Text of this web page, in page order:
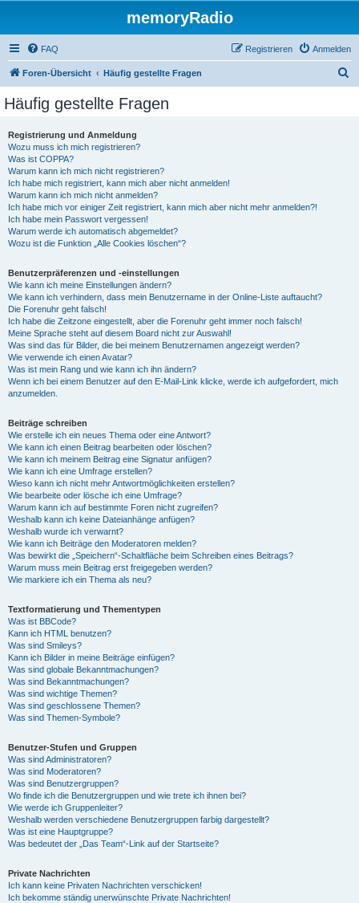
memoryRadio
FAQ Anmelden
Registrieren
Foren-Übersicht Häufig gestellte Fragen
Häufig gestellte Fragen
Registrierung und Anmeldung
Wozu muss ich mich registrieren?
Was ist COPPA?
Warum kann ich mich nicht registrieren?
Ich habe mich registriert, kann mich aber nicht anmelden!
Warum kann ich mich nicht anmelden?
Ich habe mich vor einiger Zeit registriert, kann mich aber nicht mehr anmelden?!
Ich habe mein Passwort vergessen!
Warum werde ich automatisch abgemeldet?
Wozu ist die Funktion „Alle Cookies löschen“?
Benutzerpräferenzen und -einstellungen
Wie kann ich meine Einstellungen ändern?
Wie kann ich verhindern, dass mein Benutzername in der Online-Liste auftaucht?
Die Forenuhr geht falsch!
Ich habe die Zeitzone eingestellt, aber die Forenuhr geht immer noch falsch!
Meine Sprache steht auf diesem Board nicht zur Auswahl!
Was sind das für Bilder, die bei meinem Benutzernamen angezeigt werden?
Wie verwende ich einen Avatar?
Was ist mein Rang und wie kann ich ihn ändern?
Wenn ich bei einem Benutzer auf den E-Mail-Link klicke, werde ich aufgefordert, mich
anzumelden.
Beiträge schreiben
Wie erstelle ich ein neues Thema oder eine Antwort?
Wie kann ich einen Beitrag bearbeiten oder löschen?
Wie kann ich meinem Beitrag eine Signatur anfügen?
Wie kann ich eine Umfrage erstellen?
Wieso kann ich nicht mehr Antwortmöglichkeiten erstellen?
Wie bearbeite oder lösche ich eine Umfrage?
Warum kann ich auf bestimmte Foren nicht zugreifen?
Weshalb kann ich keine Dateianhänge anfügen?
Weshalb wurde ich verwarnt?
Wie kann ich Beiträge den Moderatoren melden?
Was bewirkt die „Speichern“-Schaltfläche beim Schreiben eines Beitrags?
Warum muss mein Beitrag erst freigegeben werden?
Wie markiere ich ein Thema als neu?
Textformatierung und Thementypen
Was ist BBCode?
Kann ich HTML benutzen?
Was sind Smileys?
Kann ich Bilder in meine Beiträge einfügen?
Was sind globale Bekanntmachungen?
Was sind Bekanntmachungen?
Was sind wichtige Themen?
Was sind geschlossene Themen?
Was sind Themen-Symbole?
Benutzer-Stufen und Gruppen
Was sind Administratoren?
Was sind Moderatoren?
Was sind Benutzergruppen?
Wo finde ich die Benutzergruppen und wie trete ich ihnen bei?
Wie werde ich Gruppenleiter?
Weshalb werden verschiedene Benutzergruppen farbig dargestellt?
Was ist eine Hauptgruppe?
Was bedeutet der „Das Team“-Link auf der Startseite?
Private Nachrichten
Ich kann keine Privaten Nachrichten verschicken!
Ich bekomme ständig unerwünschte Private Nachrichten!